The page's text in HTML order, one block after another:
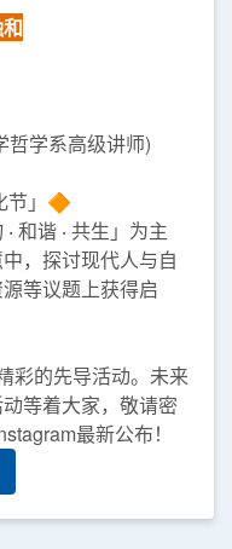
哲学系高级讲师)
节」🔶
和谐 ‧ 共生」为主
，探讨现代人与自
等议题上获得启
彩的先导活动。未来
等着大家，敬请密
最新公布！